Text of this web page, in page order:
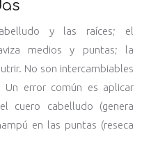
y las raíces; el
medios y puntas; la
No son intercambiables
Un error común es aplicar
cuero cabelludo (genera
en las puntas (reseca